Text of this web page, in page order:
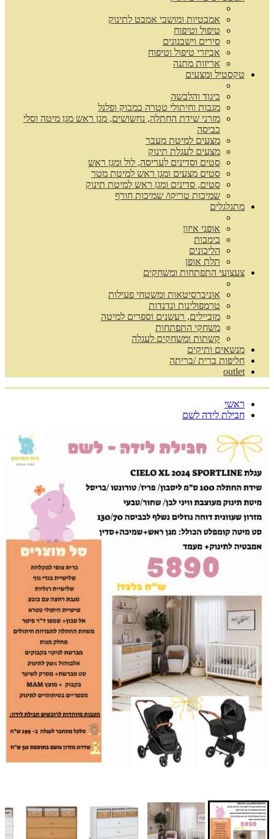
אמבטיות ומושבי אמבט לתינוק
טיפול וטיפוח
סירים וישבנונים
אביזרי טיפול וטיפוח
אריזות מתנה
טקסטיל ומצעים
ביגוד והלבשה
מגבות וחיתולי טטרה במבוק ופלנל
מזרני שידת החתלה, נחשושים, מגן ראש מגן מיטה וסלי
כביסה
מצעים למיטת מעבר
מצעים לעגלת תינוק
סטים וסדינים לעריסה, לול ומגן ראש
סטים מצעים ומגן ראש למיטת מטר
סטים, סדינים ומגן ראש למיטת תינוק
שמיכות טריקו/ שמיכות חורף
מתגלגלים
אופני איזון
בימבות
הליכונים
תלת אופן
צעצועי התפתחות ומשחקים
אוניברסיטאות ומשטחי פעילות
טרמפולינות ונדנדות
מוביילים, רעשנים וספרים למיטה
משחקי התפתחות
קשתות ומשחקים לעגלה
מנשאים ותיקים
חליפות ברית /בריתה
outlet
ראשי
חבילת לידה לשם